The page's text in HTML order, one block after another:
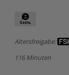
Altersfreigabe:
116 Minuten